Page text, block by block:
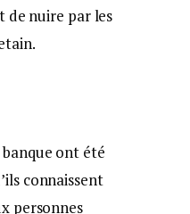
de nuire par les
ont été
connaissent
personnes